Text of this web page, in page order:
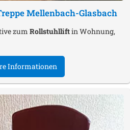
Mellenbach-Glasbach
zum Rollstuhlliftin Wohnung,
Informationen